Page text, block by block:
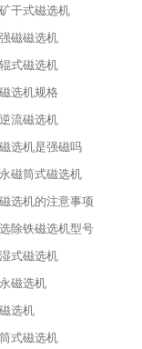
干式磁选机
磁磁选机
式磁选机
选机规格
流磁选机
选机是强磁吗
磁筒式磁选机
选机的注意事项
除铁磁选机型号
式磁选机
磁选机
选机
式磁选机